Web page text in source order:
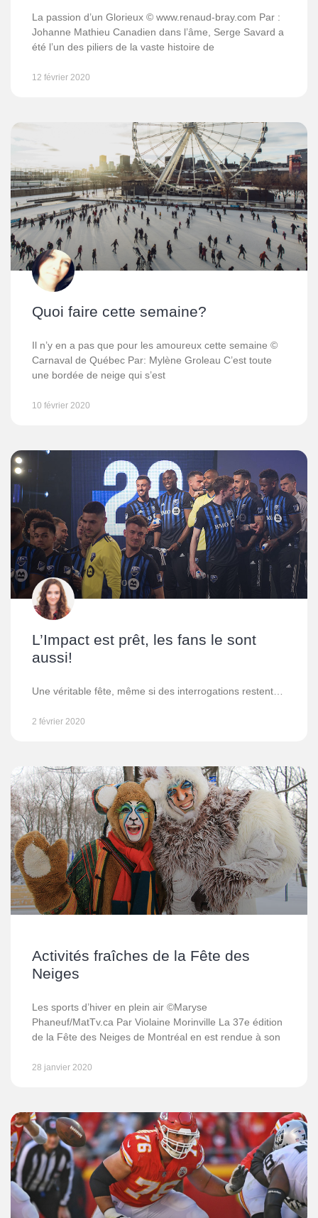
La passion d’un Glorieux © www.renaud-bray.com Par :
Johanne Mathieu Canadien dans l’âme, Serge Savard a
été l’un des piliers de la vaste histoire de
12 février 2020
Quoi faire cette semaine?
Il n’y en a pas que pour les amoureux cette semaine ©
Carnaval de Québec Par: Mylène Groleau C’est toute
une bordée de neige qui s’est
10 février 2020
L’Impact est prêt, les fans le sont
aussi!
Une véritable fête, même si des interrogations restent…
2 février 2020
Activités fraîches de la Fête des
Neiges
Les sports d’hiver en plein air ©Maryse
Phaneuf/MatTv.ca Par Violaine Morinville La 37e édition
de la Fête des Neiges de Montréal en est rendue à son
28 janvier 2020